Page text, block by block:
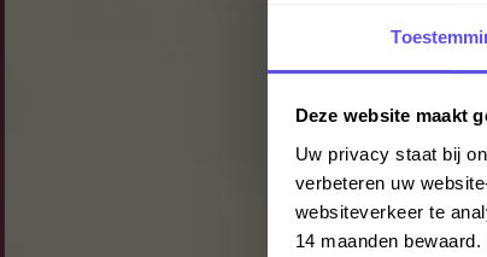
Deze website maakt
Uw privacy staat bij
verbeteren uw
websiteverkeer te
14 maanden